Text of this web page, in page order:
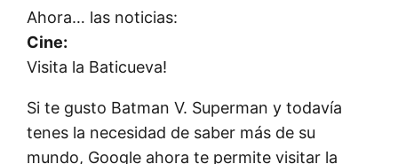
Ahora… las noticias:
Cine:
Visita la Baticueva!
Si te gusto Batman V. Superman y todavía
tenes la necesidad de saber más de su
mundo, Google ahora te permite visitar la